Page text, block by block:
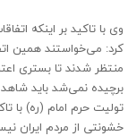
کرد: می‌خواستند همین
منتظر شدند تا بستری
برچیده نمی‌شد باید
تولیت حرم امام (ره) با